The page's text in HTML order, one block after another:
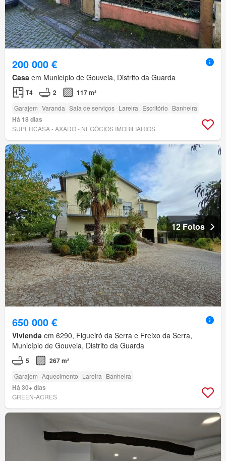
200 000 €
Casa em Município de Gouveia, Distrito da Guarda
T4 2 117 m²
Garajem Varanda Sala de serviços Lareira Escritório Banheira
Há 18 dias
SUPERCASA - AXADO - NEGÓCIOS IMOBILIÁRIOS
12 Fotos
650 000 €
Vivienda em 6290, Figueiró da Serra e Freixo da Serra,
Município de Gouveia, Distrito da Guarda
5 267 m²
Garajem Aquecimento Lareira Banheira
Há 30+ dias
GREEN-ACRES